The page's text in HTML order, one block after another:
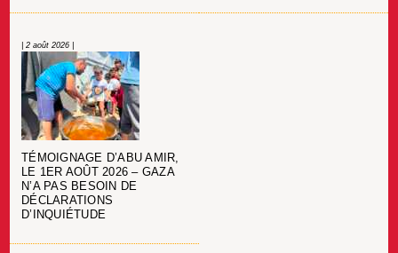
| 2 août 2026 |
TÉMOIGNAGE D’ABU AMIR,
LE 1ER AOÛT 2026 – GAZA
N’A PAS BESOIN DE
DÉCLARATIONS
D’INQUIÉTUDE